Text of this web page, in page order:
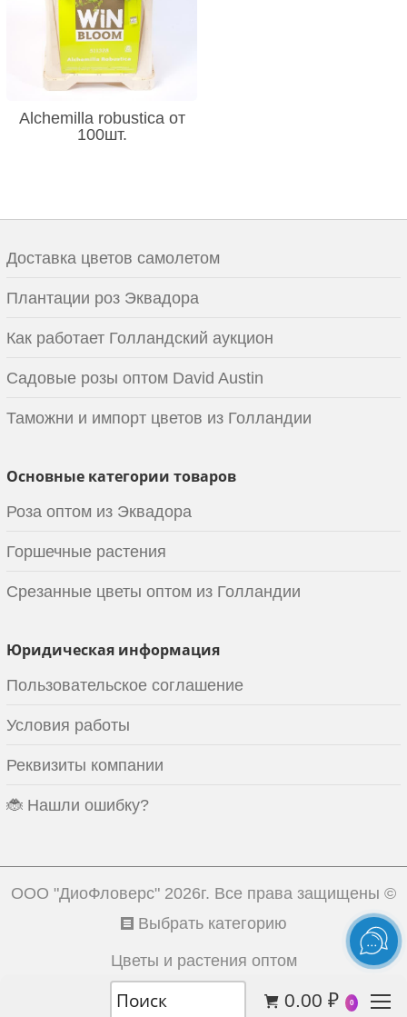
0.00 ₽ 0
Alchemilla robustica от
100шт.
Доставка цветов самолетом
Плантации роз Эквадора
Как работает Голландский аукцион
Садовые розы оптом David Austin
Таможни и импорт цветов из Голландии
Основные категории товаров
Роза оптом из Эквадора
Горшечные растения
Срезанные цветы оптом из Голландии
Юридическая информация
Пользовательское соглашение
Условия работы
Реквизиты компании
🐞 Нашли ошибку?
ООО "ДиоФловерс" 2026г. Все права защищены ©
Выбрать категорию
Цветы и растения оптом